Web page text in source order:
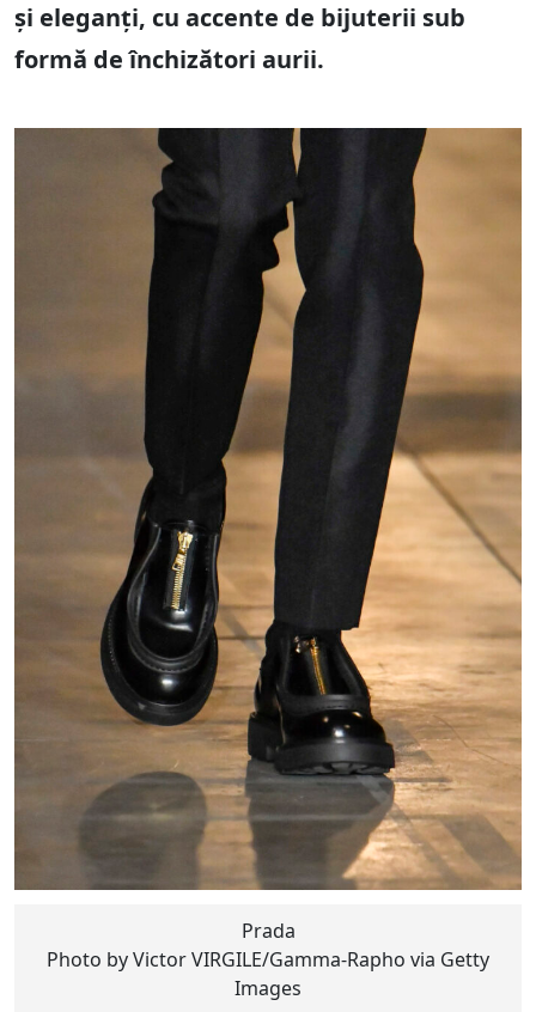
și eleganți, cu accente de bijuterii sub
formă de închizători aurii.
Prada
Photo by Victor VIRGILE/Gamma-Rapho via Getty
Images